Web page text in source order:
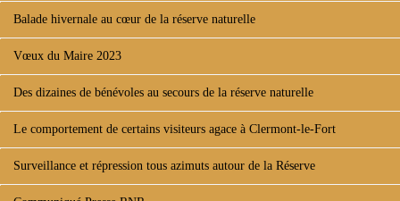
Balade hivernale au cœur de la réserve naturelle
Vœux du Maire 2023
Des dizaines de bénévoles au secours de la réserve naturelle
Le comportement de certains visiteurs agace à Clermont-le-Fort
Surveillance et répression tous azimuts autour de la Réserve